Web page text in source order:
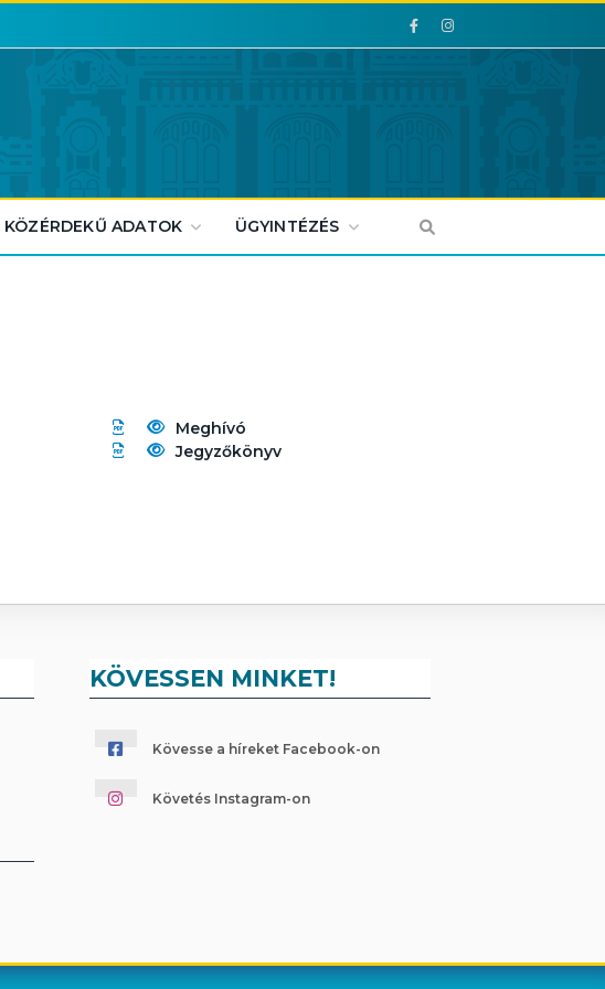
Facebook
Facebook
KÖZÉRDEKŰ ADATOK ÜGYINTÉZÉS
Meghívó
Jegyzőkönyv
KÖVESSEN MINKET!
Kövesse a híreket Facebook-on
Követés Instagram-on